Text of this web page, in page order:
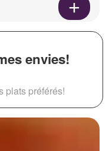
envies!
plats préférés!